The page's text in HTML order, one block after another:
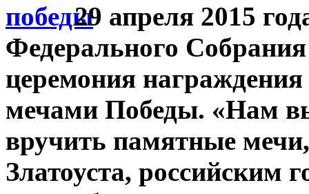
29 апреля 2015
Федерального
церемония
мечами Победы. «Нам
вручить памятные
Златоуста, российским